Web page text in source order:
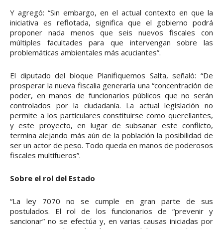
Y agregó: “Sin embargo, en el actual contexto en que la
iniciativa es reflotada, significa que el gobierno podrá
proponer nada menos que seis nuevos fiscales con
múltiples facultades para que intervengan sobre las
problemáticas ambientales más acuciantes”.
El diputado del bloque Planifiquemos Salta, señaló: “De
prosperar la nueva fiscalia generaría una “concentración de
poder, en manos de funcionarios públicos que no serán
controlados por la ciudadanía. La actual legislación no
permite a los particulares constituirse como querellantes,
y este proyecto, en lugar de subsanar este conflicto,
termina alejando más aún de la población la posibilidad de
ser un actor de peso. Todo queda en manos de poderosos
fiscales multifueros”.
Sobre el rol del Estado
“La ley 7070 no se cumple en gran parte de sus
postulados. El rol de los funcionarios de “prevenir y
sancionar” no se efectúa y, en varias causas iniciadas por